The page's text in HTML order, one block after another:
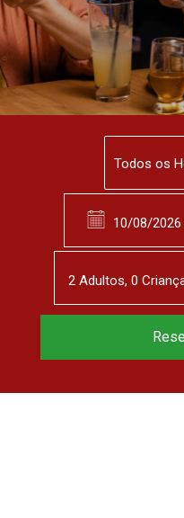
2 Adultos, 0